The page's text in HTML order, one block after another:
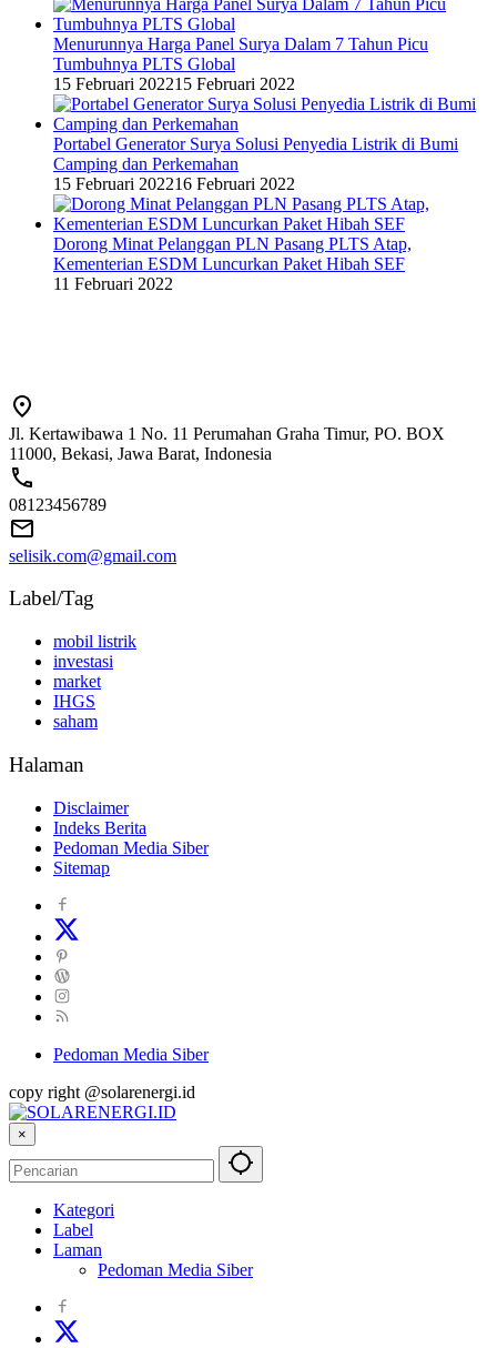
Menurunnya Harga Panel Surya Dalam 7 Tahun Picu
Tumbuhnya PLTS Global
15 Februari 202215 Februari 2022
Portabel Generator Surya Solusi Penyedia Listrik di Bumi
Camping dan Perkemahan
15 Februari 202216 Februari 2022
Dorong Minat Pelanggan PLN Pasang PLTS Atap,
Kementerian ESDM Luncurkan Paket Hibah SEF
11 Februari 2022
Jl. Kertawibawa 1 No. 11 Perumahan Graha Timur, PO. BOX
11000, Bekasi, Jawa Barat, Indonesia
08123456789
selisik.com@gmail.com
Label/Tag
mobil listrik
investasi
market
IHGS
saham
Halaman
Disclaimer
Indeks Berita
Pedoman Media Siber
Sitemap
Pedoman Media Siber
copy right @solarenergi.id
×
Kategori
Label
Laman
Pedoman Media Siber